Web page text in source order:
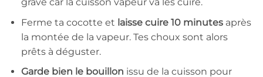
Ferme ta cocotte et laisse cuire 10 minutesaprès
la montée de la vapeur. Tes choux sont alors
prêts à déguster.
Garde bien le bouillon issu de la cuisson pour